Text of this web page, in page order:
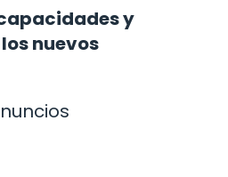
y
nuevos